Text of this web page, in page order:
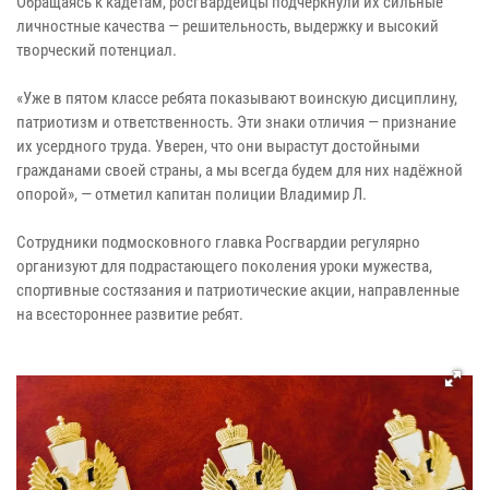
личностные качества — решительность, выдержку и высокий
творческий потенциал.
«Уже в пятом классе ребята показывают воинскую дисциплину,
патриотизм и ответственность. Эти знаки отличия — признание
их усердного труда. Уверен, что они вырастут достойными
гражданами своей страны, а мы всегда будем для них надёжной
опорой», — отметил капитан полиции Владимир Л.
Сотрудники подмосковного главка Росгвардии регулярно
организуют для подрастающего поколения уроки мужества,
спортивные состязания и патриотические акции, направленные
на всестороннее развитие ребят.